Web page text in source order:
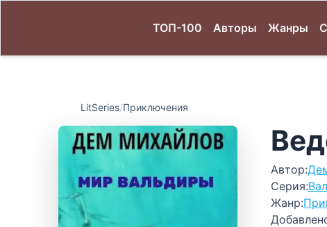
ТОП-100 Авторы Жанры
LitSeries/Приключения
Автор:
Серия:
Жанр: